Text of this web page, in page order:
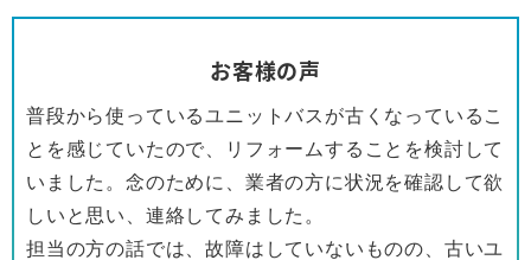
お客様の声
普段から使っているユニットバスが古くなっているこ
とを感じていたので、リフォームすることを検討して
いました。念のために、業者の方に状況を確認して欲
しいと思い、連絡してみました。
担当の方の話では、故障はしていないものの、古いユ